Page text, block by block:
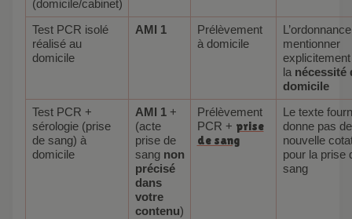
(domicile/cabinet)
Test PCR isolé
réalisé au
domicile
AMI 1
Prélèvement
à domicile
mentionner
explicitement
la nécessité
domicile
Test PCR +
sérologie (prise
de sang) à
domicile
AMI 1+
(acte
prise de
sang non
précisé
dans
votre
contenu)
Prélèvement
PCR + prise
de sang
Le texte
donne pas de
nouvelle
pour la prise
sang